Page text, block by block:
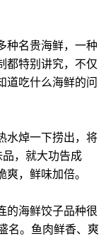
名贵海鲜，一种
都特别讲究，不仅
道吃什么海鲜的问
焯一下捞出，将
品，就大功告成
，鲜味加倍。
海鲜饺子品种很
名。鱼肉鲜香、爽